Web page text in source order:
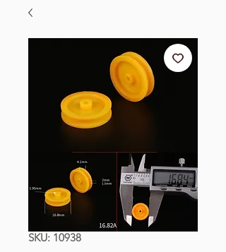
SKU: 10938